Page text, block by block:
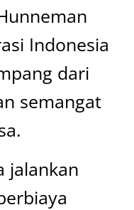
Indonesia
dari
semangat
jalankan